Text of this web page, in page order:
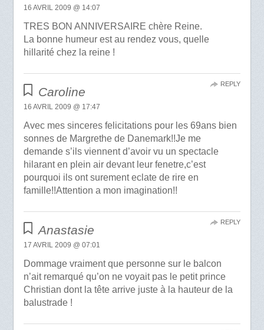
16 AVRIL 2009 @ 14:07
TRES BON ANNIVERSAIRE chère Reine.
La bonne humeur est au rendez vous, quelle
hillarité chez la reine !
Caroline
16 AVRIL 2009 @ 17:47
Avec mes sinceres felicitations pour les 69ans bien
sonnes de Margrethe de Danemark!!Je me
demande s’ils viennent d’avoir vu un spectacle
hilarant en plein air devant leur fenetre,c’est
pourquoi ils ont surement eclate de rire en
famille!!Attention a mon imagination!!
REPLY
Anastasie
17 AVRIL 2009 @ 07:01
Dommage vraiment que personne sur le balcon
n’ait remarqué qu’on ne voyait pas le petit prince
Christian dont la tête arrive juste à la hauteur de la
balustrade !
REPLY